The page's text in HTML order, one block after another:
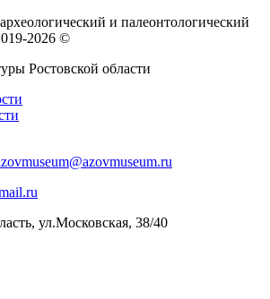
и палеонтологический
2026 ©
Ростовской области
ул.Московская, 38/40